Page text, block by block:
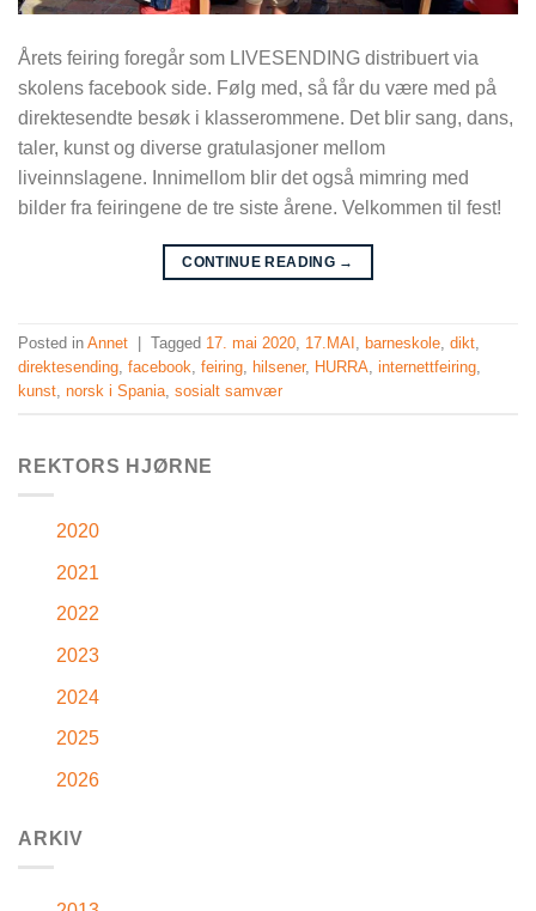
Årets feiring foregår som LIVESENDING distribuert via
skolens facebook side. Følg med, så får du være med på
direktesendte besøk i klasserommene. Det blir sang, dans,
taler, kunst og diverse gratulasjoner mellom
liveinnslagene. Innimellom blir det også mimring med
bilder fra feiringene de tre siste årene. Velkommen til fest!
CONTINUE READING →
Posted in Annet Tagged 17. mai 2020 17.MAI barneskole dikt
direktesending facebook feiring hilsener, HURRA internettfeiring
kunst norsk i Spania sosialt samvær
REKTORS HJØRNE
2020
2021
2022
2023
2024
2025
2026
ARKIV